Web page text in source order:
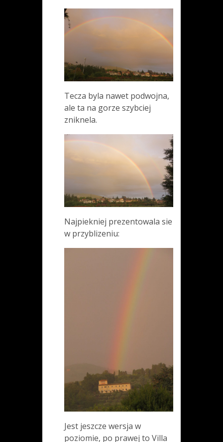
Tecza byla nawet podwojna,
ale ta na gorze szybciej
zniknela.
Najpiekniej prezentowala sie
w przyblizeniu:
Jest jeszcze wersja w
poziomie, po prawej to Villa